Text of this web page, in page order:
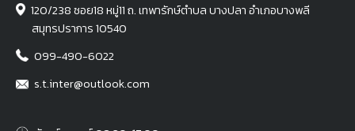
120/238 ซอย18 หมู่11 ถ. เทพารักษ์ตำบล บางปลา อำเภอบางพลี
สมุทรปราการ 10540
099-490-6022
s.t.inter@outlook.com